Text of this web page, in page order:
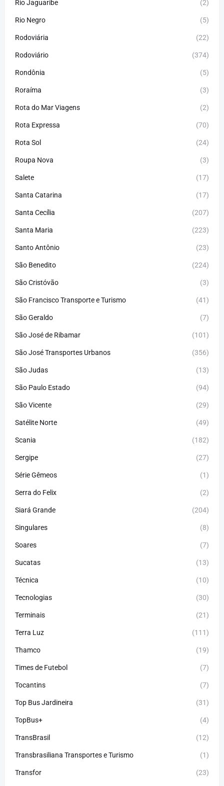
Rio Jaguaribe (2)
Rio Negro (5)
Rodoviária (22)
Rodoviário (374)
Rondônia (5)
Roraíma (3)
Rota do Mar Viagens (2)
Rota Expressa (70)
Rota Sol (24)
Roupa Nova (3)
Salete (17)
Santa Catarina (17)
Santa Cecília (207)
Santa Maria (223)
Santo Antônio (23)
São Benedito (224)
São Cristóvão (3)
São Francisco Transporte e Turismo (41)
São Geraldo (7)
São José de Ribamar (101)
São José Transportes Urbanos (356)
São Judas (13)
São Paulo Estado (94)
São Vicente (29)
Satélite Norte (49)
Scania (182)
Sergipe (27)
Série Gêmeos (1)
Serra do Felix (2)
Siará Grande (204)
Singulares (8)
Soares (7)
Sucatas (13)
Técnica (10)
Tecnologias (30)
Terminais (21)
Terra Luz (111)
Thamco (19)
Times de Futebol (7)
Tocantins (7)
Top Bus Jardineira (31)
TopBus+ (4)
TransBrasil (12)
Transbrasiliana Transportes e Turismo (1)
Transfor (23)